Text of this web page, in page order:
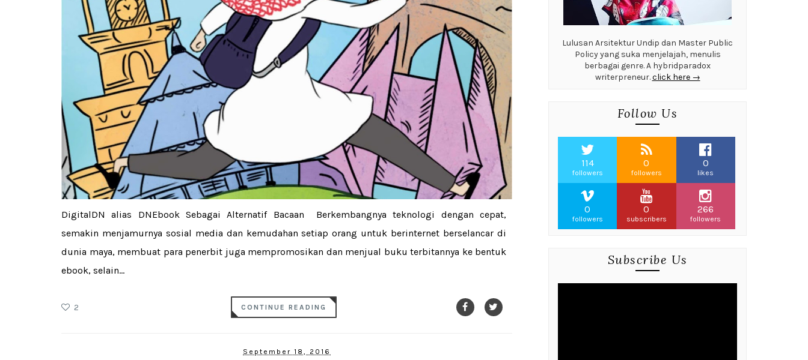
DigitalDN alias DNEbook Sebagai Alternatif Bacaan Berkembangnya teknologi dengan cepat,
semakin menjamurnya sosial media dan kemudahan setiap orang untuk berinternet berselancar di
dunia maya, membuat para penerbit juga mempromosikan dan menjual buku terbitannya ke bentuk
ebook, selain...
2 CONTINUE READING
September 18, 2016
Lulusan Arsitektur Undip dan Master Public
Policy yang suka menjelajah, menulis
berbagai genre. A hybridparadox
writerpreneur.click here →
Follow Us
114
followers
0
followers
0
likes
0
followers
0
subscribers
266
followers
Subscribe Us